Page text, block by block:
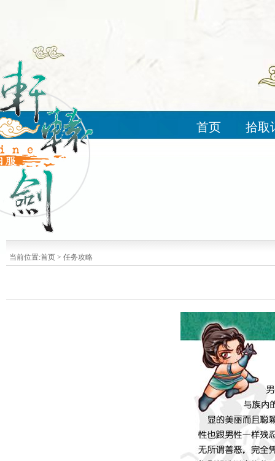
首页 拾取
当前位置:首页 > 任务攻略